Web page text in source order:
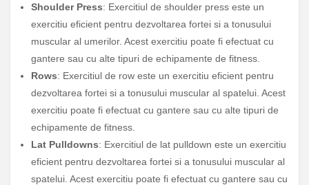
Shoulder Press: Exercitiul de shoulder press este un
exercitiu eficient pentru dezvoltarea fortei si a tonusului
muscular al umerilor. Acest exercitiu poate fi efectuat cu
gantere sau cu alte tipuri de echipamente de fitness.
Rows: Exercitiul de row este un exercitiu eficient pentru
dezvoltarea fortei si a tonusului muscular al spatelui. Acest
exercitiu poate fi efectuat cu gantere sau cu alte tipuri de
echipamente de fitness.
Lat Pulldowns: Exercitiul de lat pulldown este un exercitiu
eficient pentru dezvoltarea fortei si a tonusului muscular al
spatelui. Acest exercitiu poate fi efectuat cu gantere sau cu